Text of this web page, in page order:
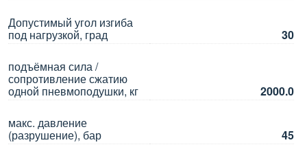
Допустимый угол изгиба
под нагрузкой, град
30
подъёмная сила /
сопротивление сжатию
одной пневмоподушки, кг
2000.0
макс. давление
(разрушение), бар
45